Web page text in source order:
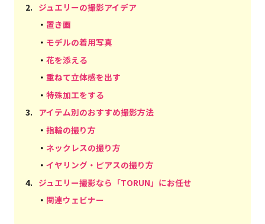
2. ジュエリーの撮影アイデア
・ 置き画
・ モデルの着用写真
・ 花を添える
・ 重ねて立体感を出す
・ 特殊加工をする
3.
アイテム別のおすすめ撮影方法
・ 指輪の撮り方
・ ネックレスの撮り方
・ イヤリング・ピアスの撮り方
4. ジュエリー撮影なら「TORUN」にお任せ
・ 関連ウェビナー